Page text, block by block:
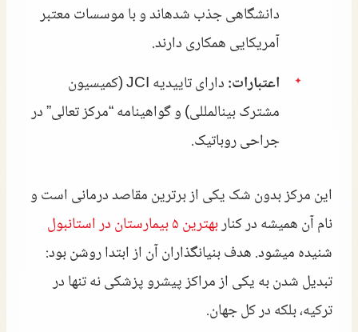
دانشگاهی جذب شدهاند و با موسسات معتبر
آمریکایی همکاری دارند.
اعتبارات:
دارای تاییدیه JCI (کمیسیون
مشترک بینالمللی) و گواهینامه “مرکز تعالی” در
جراحی روباتیک.
این مرکز بدون شک یکی از برترین مقاصد درمانی است و
نام آن همیشه در کناربهترین ۵ بیمارستان در استانبول
شنیده میشود. هدف بنیانگذاران آن از ابتدا روشن بود:
تبدیل شدن به یکی از مراکز پیشرو پزشکی نه تنها در
ترکیه، بلکه در کل جهان.